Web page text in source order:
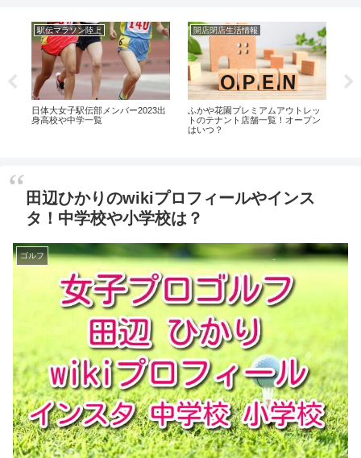
駅伝マラソン陸上
日体大女子駅伝部メンバー2023出
身高校や中学一覧
開店閉店生活情報
ふかや花園プレミアムアウトレッ
トのテナント店舗一覧！オープン
はいつ？
田辺ひかりのwikiプロフィールやインス
タ！中学校や小学校は？
ゴルフ